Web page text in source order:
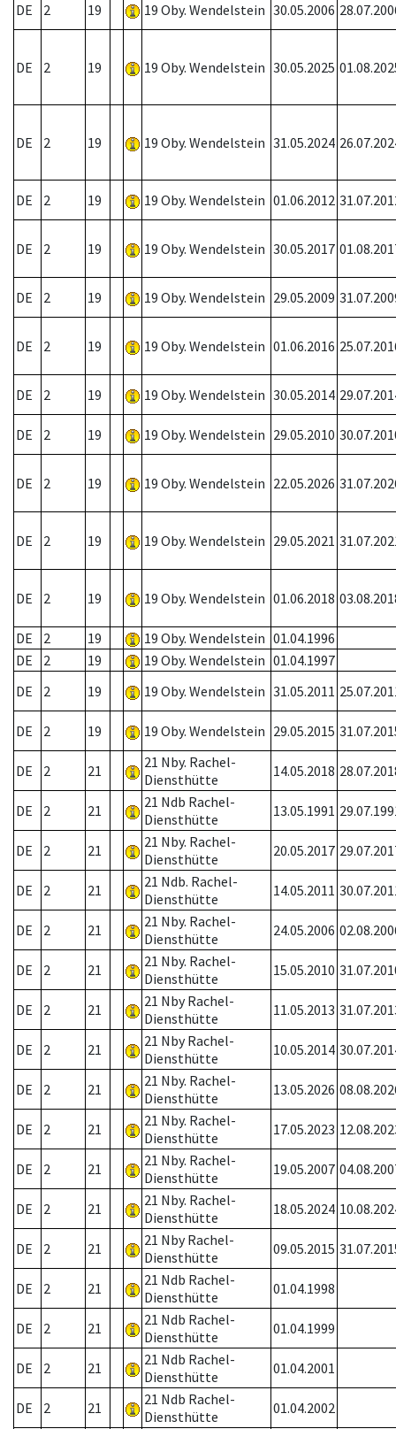
DE 2 19 19 Oby. Wendelstein 30.05.2006
DE 2 19 19 Oby. Wendelstein 30.05.2025
DE 2 19 19 Oby. Wendelstein 31.05.2024
DE 2 19 19 Oby. Wendelstein 01.06.2012
DE 2 19 19 Oby. Wendelstein 30.05.2017
DE 2 19 19 Oby. Wendelstein 29.05.2009
DE 2 19 19 Oby. Wendelstein 01.06.2016
DE 2 19 19 Oby. Wendelstein 30.05.2014
DE 2 19 19 Oby. Wendelstein 29.05.2010
DE 2 19 19 Oby. Wendelstein 22.05.2026
DE 2 19 19 Oby. Wendelstein 29.05.2021
DE 2 19 19 Oby. Wendelstein 01.06.2018
DE 2 19 19 Oby. Wendelstein 01.04.1996
DE
2 19 19 Oby. Wendelstein 01.04.1997
DE
2 19 19 Oby. Wendelstein 31.05.2011
DE 2 19 19 Oby. Wendelstein 29.05.2015
DE 2 21
21 Nby. Rachel-
Diensthütte
14.05.2018
DE 2 21
21 Ndb Rachel-
Diensthütte
13.05.1991
DE 2 21
21 Nby. Rachel-
Diensthütte
20.05.2017
DE 2 21
21 Ndb. Rachel-
Diensthütte
14.05.2011
DE 2 21
21 Nby. Rachel-
Diensthütte
24.05.2006
DE 2 21
21 Nby. Rachel-
Diensthütte
15.05.2010
DE 2 21
21 Nby Rachel-
Diensthütte
11.05.2013
DE 2 21
21 Nby Rachel-
Diensthütte
10.05.2014
DE 2 21
21 Nby. Rachel-
Diensthütte
13.05.2026
DE 2 21
21 Nby. Rachel-
Diensthütte
17.05.2023
DE 2 21
21 Nby. Rachel-
Diensthütte
19.05.2007
DE 2 21
21 Nby. Rachel-
Diensthütte
18.05.2024
DE 2 21
21 Nby Rachel-
Diensthütte
09.05.2015
DE 2 21
21 Ndb Rachel-
Diensthütte
01.04.1998
DE 2 21
21 Ndb Rachel-
Diensthütte
01.04.1999
DE 2 21
21 Ndb Rachel-
Diensthütte
01.04.2001
DE 2 21
21 Ndb Rachel-
Diensthütte
01.04.2002